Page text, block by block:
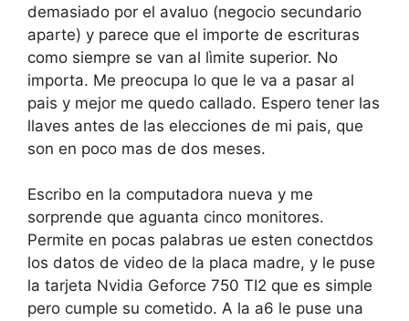
demasiado por el avaluo (negocio secundario
aparte) y parece que el importe de escrituras
como siempre se van al lìmite superior. No
importa. Me preocupa lo que le va a pasar al
pais y mejor me quedo callado. Espero tener las
llaves antes de las elecciones de mi pais, que
son en poco mas de dos meses.
Escribo en la computadora nueva y me
sorprende que aguanta cinco monitores.
Permite en pocas palabras ue esten conectdos
los datos de video de la placa madre, y le puse
la tarjeta Nvidia Geforce 750 TI2 que es simple
pero cumple su cometido. A la a6 le puse una